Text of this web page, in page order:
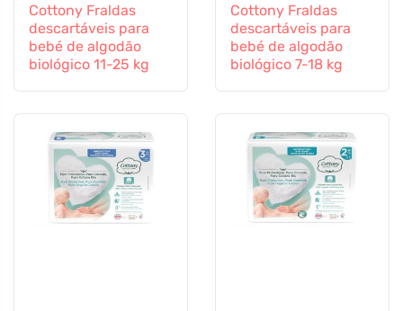
Cottony Fraldas
descartáveis para
bebé de algodão
biológico 11-25 kg
Cottony Fraldas
descartáveis para
bebé de algodão
biológico 7-18 kg